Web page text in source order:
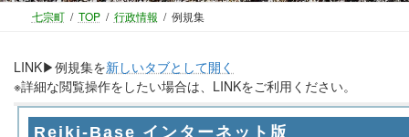
七宗町 TOP 行政情報 例規集
LINK▶例規集を新しいタブとして開く
※詳細な閲覧操作をしたい場合は、LINKをご利用ください。